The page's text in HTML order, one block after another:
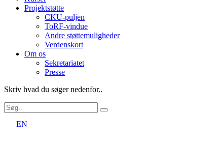
Projektstøtte
CKU-puljen
ToRF-vindue
Andre støttemuligheder
Verdenskort
Om os
Sekretariatet
Presse
Skriv hvad du søger nedenfor..
EN